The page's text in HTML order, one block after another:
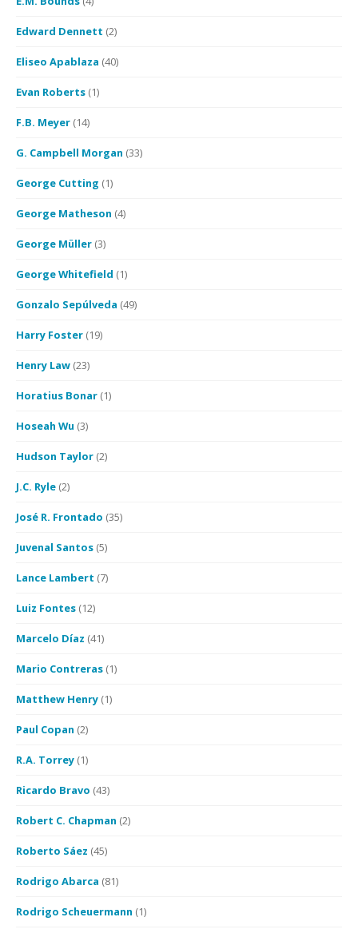
Edward Dennett (2)
Eliseo Apablaza (40)
Evan Roberts (1)
F.B. Meyer (14)
G. Campbell Morgan (33)
George Cutting (1)
George Matheson (4)
George Müller (3)
George Whitefield (1)
Gonzalo Sepúlveda (49)
Harry Foster (19)
Henry Law (23)
Horatius Bonar (1)
Hoseah Wu (3)
Hudson Taylor (2)
J.C. Ryle (2)
José R. Frontado (35)
Juvenal Santos (5)
Lance Lambert (7)
Luiz Fontes (12)
Marcelo Díaz (41)
Mario Contreras (1)
Matthew Henry (1)
Paul Copan (2)
R.A. Torrey (1)
Ricardo Bravo (43)
Robert C. Chapman (2)
Roberto Sáez (45)
Rodrigo Abarca (81)
Rodrigo Scheuermann (1)